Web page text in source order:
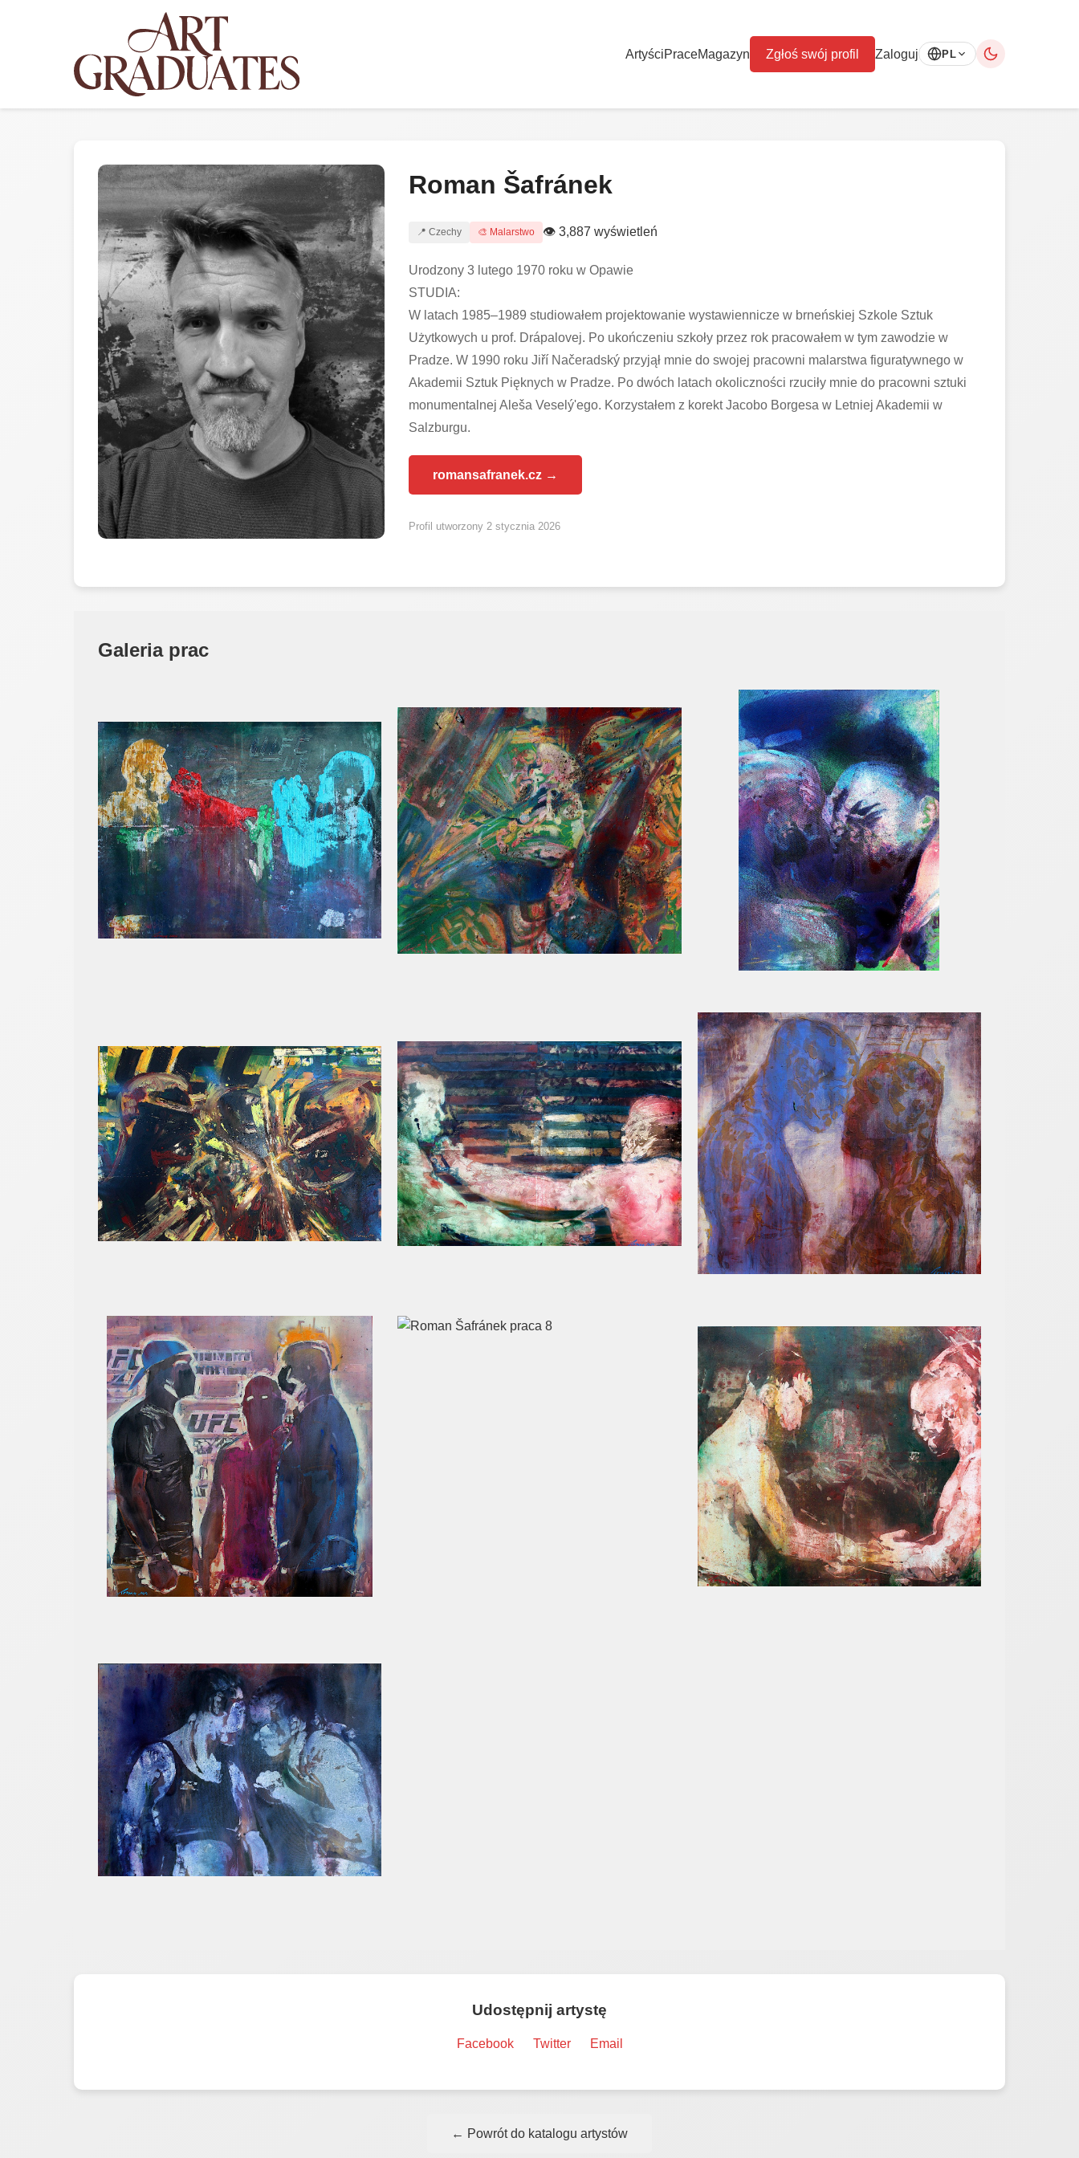
ArtyściPraceMagazyn Zgłoś swój profil Zaloguj PL
Roman Šafránek
📍 Czechy 🎨 Malarstwo 👁 3,887 wyświetleń
Urodzony 3 lutego 1970 roku w Opawie
STUDIA:
W latach 1985–1989 studiowałem projektowanie wystawiennicze w brneńskiej Szkole Sztuk
Użytkowych u prof. Drápalovej. Po ukończeniu szkoły przez rok pracowałem w tym zawodzie w
Pradze. W 1990 roku Jiří Načeradský przyjął mnie do swojej pracowni malarstwa figuratywnego w
Akademii Sztuk Pięknych w Pradze. Po dwóch latach okoliczności rzuciły mnie do pracowni sztuki
monumentalnej Aleša Veselý'ego. Korzystałem z korekt Jacobo Borgesa w Letniej Akademii w
Salzburgu.
romansafranek.cz →
Profil utworzony 2 stycznia 2026
Galeria prac
Udostępnij artystę
Facebook Twitter Email
← Powrót do katalogu artystów